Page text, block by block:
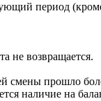
период
не возвращается.
смены прошло
наличие на